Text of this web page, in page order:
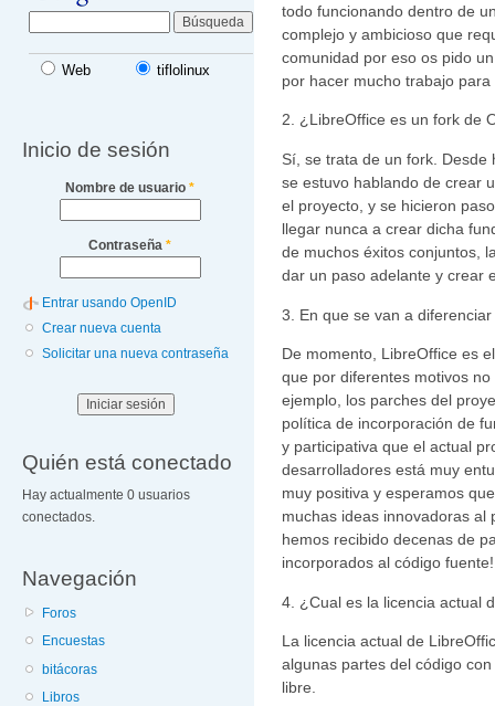
Web tiflolinux
Inicio de sesión
Nombre de usuario *
Contraseña *
Entrar usando OpenID
Crear nueva cuenta
Solicitar una nueva contraseña
Quién está conectado
Hay actualmente 0 usuarios
conectados.
Navegación
Foros
Encuestas
bitácoras
Libros
todo funcionando dentro de
complejo y ambicioso que
comunidad por eso os pido
por hacer mucho trabajo
2. ¿LibreOffice es un fork de
Sí, se trata de un fork. Desde
se estuvo hablando de crear
el proyecto, y se hicieron
llegar nunca a crear dicha
de muchos éxitos conjuntos,
dar un paso adelante y crear
3. En que se van a
De momento, LibreOffice es
que por diferentes motivos
ejemplo, los parches del
política de incorporación de
y participativa que el actual
desarrolladores está muy
muy positiva y esperamos
muchas ideas innovadoras
hemos recibido decenas de
incorporados al código fuente!
4. ¿Cual es la licencia actual
La licencia actual de
algunas partes del código
libre.